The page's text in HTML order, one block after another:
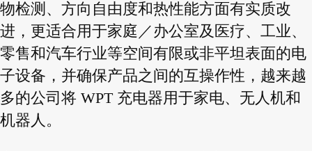
物检测、方向自由度和热性能方面有实质改
进，更适合用于家庭／办公室及医疗、工业、
零售和汽车行业等空间有限或非平坦表面的电
子设备，并确保产品之间的互操作性，越来越
多的公司将 WPT 充电器用于家电、无人机和
机器人。